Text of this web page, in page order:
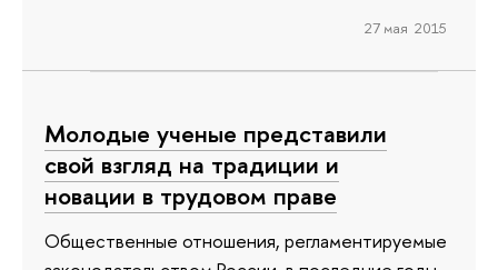
27 мая 2015
Молодые ученые представили
свой взгляд на традиции и
новации в трудовом праве
Общественные отношения, регламентируемые